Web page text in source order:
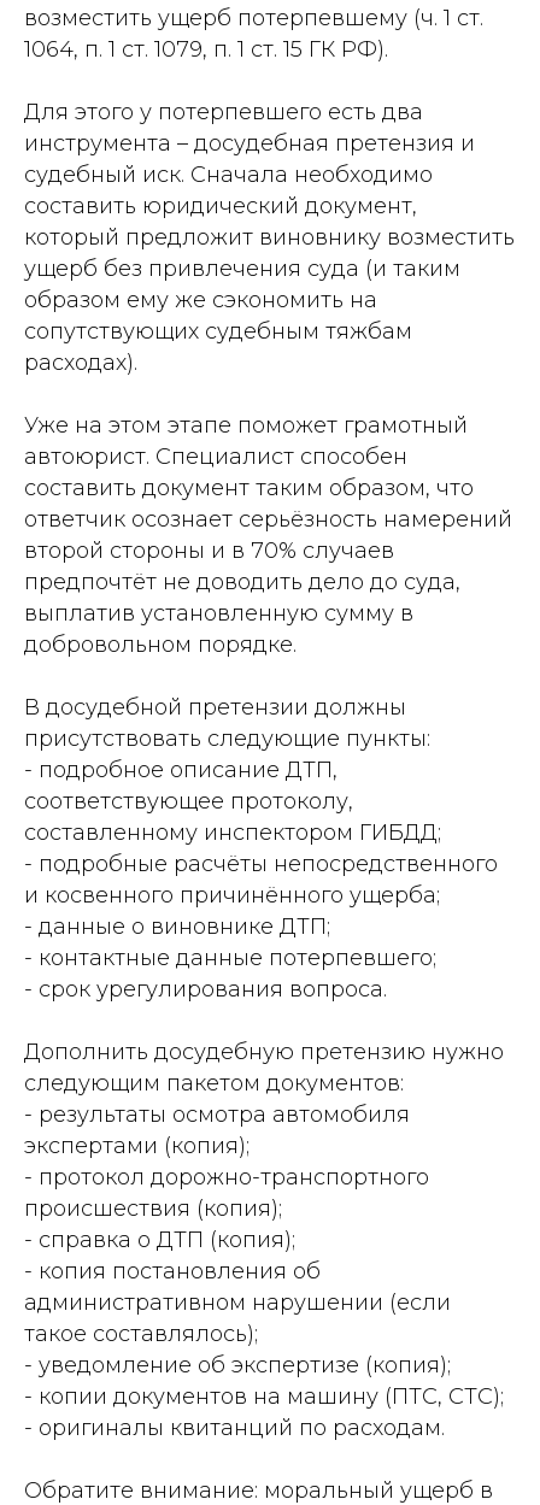
возместить ущерб потерпевшему (ч. 1 ст.
1064, п. 1 ст. 1079, п. 1 ст. 15 ГК РФ).
Для этого у потерпевшего есть два
инструмента – досудебная претензия и
судебный иск. Сначала необходимо
составить юридический документ,
который предложит виновнику возместить
ущерб без привлечения суда (и таким
образом ему же сэкономить на
сопутствующих судебным тяжбам
расходах).
Уже на этом этапе поможет грамотный
автоюрист. Специалист способен
составить документ таким образом, что
ответчик осознает серьёзность намерений
второй стороны и в 70% случаев
предпочтёт не доводить дело до суда,
выплатив установленную сумму в
добровольном порядке.
В досудебной претензии должны
присутствовать следующие пункты:
- подробное описание ДТП,
соответствующее протоколу,
составленному инспектором ГИБДД;
- подробные расчёты непосредственного
и косвенного причинённого ущерба;
- данные о виновнике ДТП;
- контактные данные потерпевшего;
- срок урегулирования вопроса.
Дополнить досудебную претензию нужно
следующим пакетом документов:
- результаты осмотра автомобиля
экспертами (копия);
- протокол дорожно-транспортного
происшествия (копия);
- справка о ДТП (копия);
- копия постановления об
административном нарушении (если
такое составлялось);
- уведомление об экспертизе (копия);
- копии документов на машину (ПТС, СТС);
- оригиналы квитанций по расходам.
Обратите внимание: моральный ущерб в